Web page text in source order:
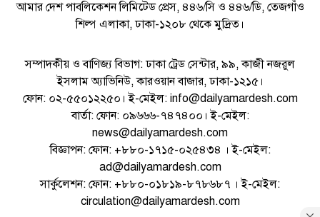
আমার দেশ পাবলিকেশন লিমিটেড প্রেস, ৪৪৬/সি ও ৪৪৬/ডি, তেজগাঁও
শিল্প এলাকা, ঢাকা-১২০৮ থেকে মুদ্রিত।
সম্পাদকীয় ও বাণিজ্য বিভাগ: ঢাকা ট্রেড সেন্টার, ৯৯, কাজী নজরুল
ইসলাম অ্যাভিনিউ, কারওয়ান বাজার, ঢাকা-১২১৫।
ফোন: ০২-৫৫০১২২৫০। ই-মেইল: info@dailyamardesh.com
বার্তা: ফোন: ০৯৬৬৬-৭৪৭৪০০। ই-মেইল:
news@dailyamardesh.com
বিজ্ঞাপন: ফোন: +৮৮০-১৭১৫-০২৫৪৩৪ । ই-মেইল:
ad@dailyamardesh.com
সার্কুলেশন: ফোন: +৮৮০-০১৮১৯-৮৭৮৬৮৭ । ই-মেইল:
circulation@dailyamardesh.com